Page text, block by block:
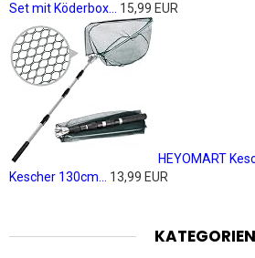
Set mit Köderbox...
15,99 EUR
HEYOMART
Kescher 130cm...
13,99 EUR
KATEGORIEN